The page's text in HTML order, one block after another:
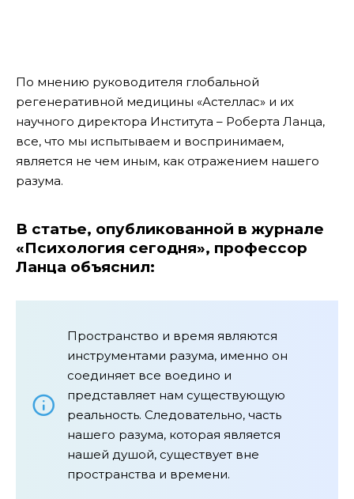
По мнению руководителя глобальной
регенеративной медицины «Астеллас» и их
научного директора Института – Роберта Ланца,
все, что мы испытываем и воспринимаем,
является не чем иным, как отражением нашего
разума.
В статье, опубликованной в журнале
«Психология сегодня», профессор
Ланца объяснил:
Пространство и время являются
инструментами разума, именно он
соединяет все воедино и
представляет нам существующую
реальность. Следовательно, часть
нашего разума, которая является
нашей душой, существует вне
пространства и времени.